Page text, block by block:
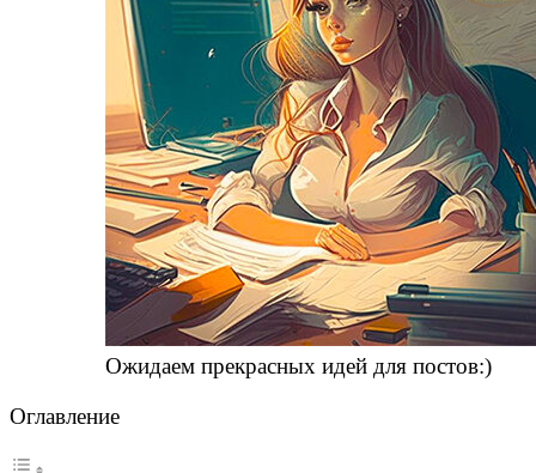
Ожидаем прекрасных идей для постов:)
Оглавление